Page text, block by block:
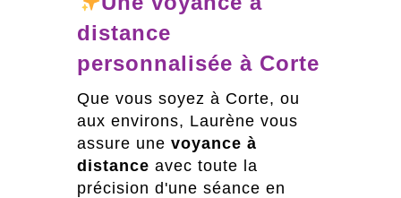
distance
personnalisée à Corte
Que vous soyez à Corte, ou
aux environs, Laurène vous
assure une voyance à
distance avec toute la
précision d'une séance en